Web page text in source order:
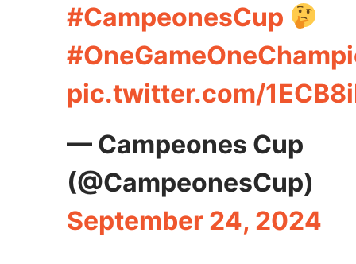
#CampeonesCup
pic.twitter.com/
— Campeones Cup
(@CampeonesCup)
September 24, 2024